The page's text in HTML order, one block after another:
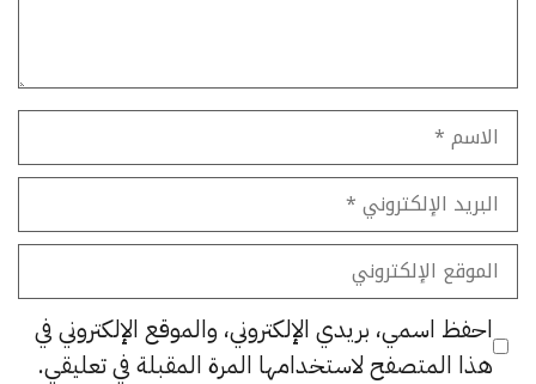
الاسم
البريد
الإلكتروني
الموقع
الإلكتروني
احفظ اسمي، بريدي الإلكتروني، والموقع الإلكتروني في
هذا المتصفح لاستخدامها المرة المقبلة في تعليقي.